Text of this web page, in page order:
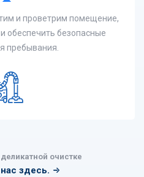
и проветрим помещение,
обеспечить безопасные
пребывания.
очистке
здесь.